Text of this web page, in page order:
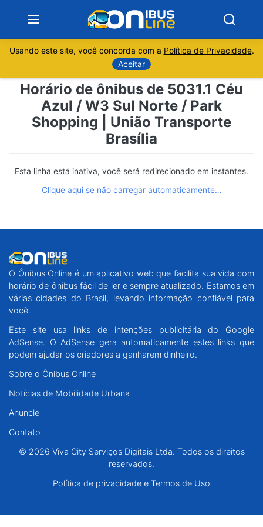
Sobre
Minas Gerais
Rio de Janeiro
Santa Catarina
Rio Grande do Sul
Centro-Oeste
Nordeste
Norte
Usando este site, você concorda com a Política de Privacidade.
Aceitar
Horário de ônibus de 5031.1 Céu
Azul / W3 Sul Norte / Park
Shopping | União Transporte
Brasília
Esta linha está inativa, você será redirecionado em instantes.
Clique aqui se não carregar automaticamente…
O Ônibus Online é um aplicativo web que facilita sua vida com
horário de ônibus fácil de ler e sempre atualizado. Estamos em
várias cidades do Brasil, levando informação confiável para
você.
Este site usa links de intenções publicitária do Google
AdSense. O AdSense gera automaticamente estes links que
podem ajudar os criadores a ganharem dinheiro.
Sobre o Ônibus Online
Notícias de Mobilidade Urbana
Anuncie
Contato
© 2026 Viva City Serviços Digitais Ltda. Todos os direitos
reservados.
Política de privacidade e Termos de Uso